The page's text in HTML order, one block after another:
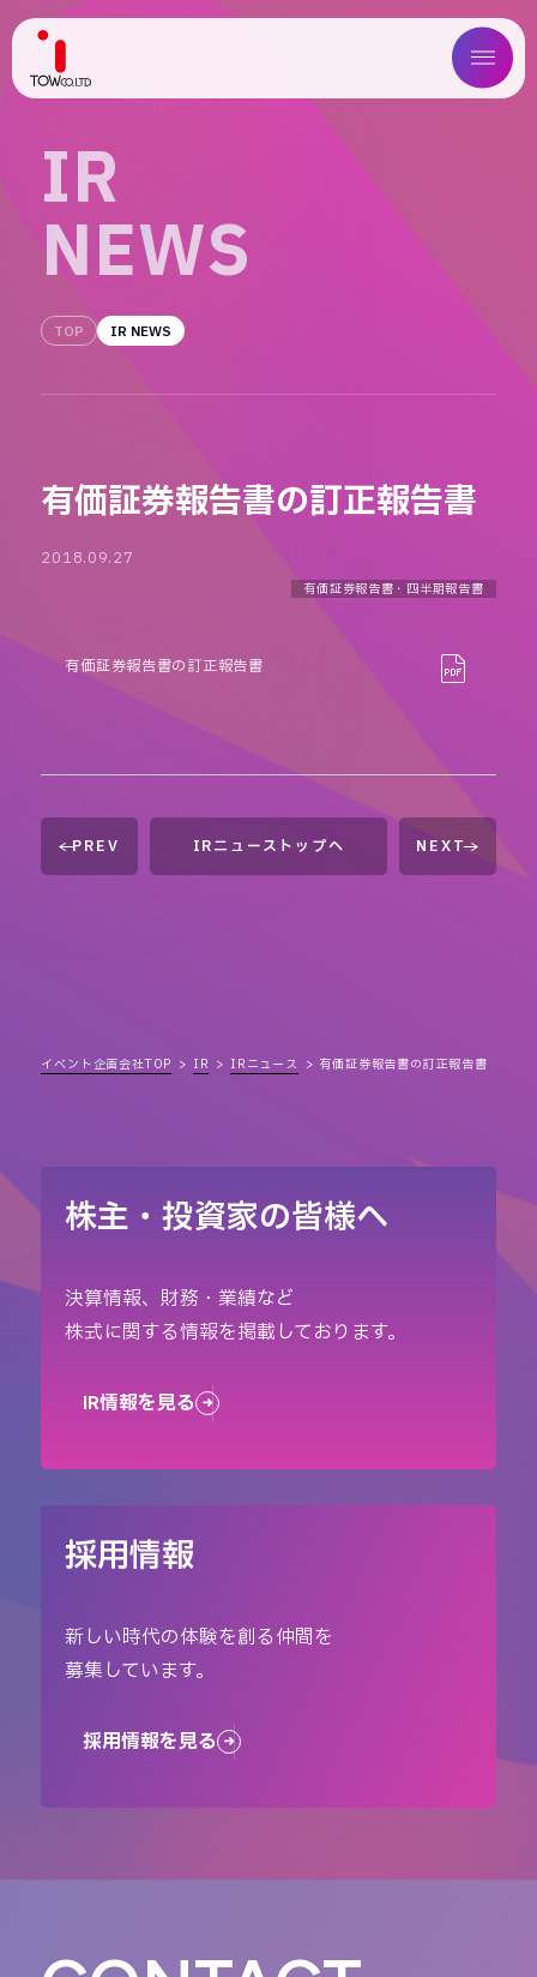
ABOUT US
WORKS
COMPANY
IR
IR
NEWS
TOP IR NEWS
有価証券報告書の訂正報告書
2018.09.27
有価証券報告書・四半期報告書
有価証券報告書の訂正報告書
PREV IRニューストップへ NEXT
イベント企画会社TOP IR IRニュース 有価証券報告書の訂正報告書
株主・投資家の皆様へ
決算情報、財務・業績など
株式に関する情報を掲載しております。
IR情報を見る
採用情報
新しい時代の体験を創る仲間を
募集しています。
採用情報を見る